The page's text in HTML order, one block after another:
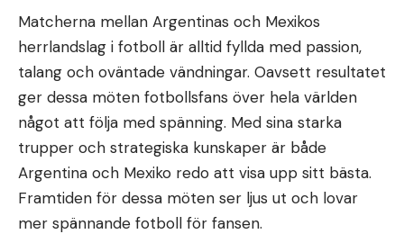
Matcherna mellan Argentinas och Mexikos
herrlandslag i fotboll är alltid fyllda med passion,
talang och oväntade vändningar. Oavsett resultatet
ger dessa möten fotbollsfans över hela världen
något att följa med spänning. Med sina starka
trupper och strategiska kunskaper är både
Argentina och Mexiko redo att visa upp sitt bästa.
Framtiden för dessa möten ser ljus ut och lovar
mer spännande fotboll för fansen.